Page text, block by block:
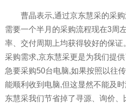
曹晶表示,通过京东慧采的采
需要一个半月的采购流程现在3周
率、交付周期上均获得较好的保证
采购需求,京东慧采更是为我们提
急要采购50台电脑,如果按照以往
能顺利收到电脑,但这显然不能及
东慧采我们节省掉了寻源、询价